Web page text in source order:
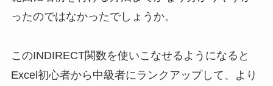
ったのではなかったでしょうか。
このINDIRECT関数を使いこなせるようになると
Excel初心者から中級者にランクアップして、より